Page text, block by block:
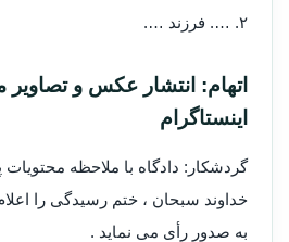
۲. …. فرزند ….
اتهام: انتشار عکس و تصاویر
اینستاگرام
گردشکار: دادگاه با ملاحظه محتویات
خداوند سبحان ، ختم رسیدگی را
به صدور رأی می نماید .